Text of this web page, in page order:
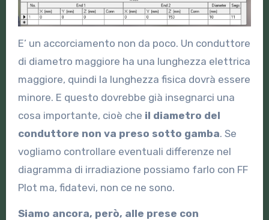
E’ un accorciamento non da poco. Un conduttore
di diametro maggiore ha una lunghezza elettrica
maggiore, quindi la lunghezza fisica dovrà essere
minore. E questo dovrebbe già insegnarci una
cosa importante, cioè che il diametro del
conduttore non va preso sotto gamba. Se
vogliamo controllare eventuali differenze nel
diagramma di irradiazione possiamo farlo con FF
Plot ma, fidatevi, non ce ne sono.
Siamo ancora, però, alle prese con